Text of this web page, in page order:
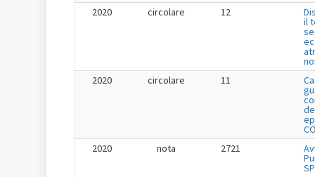
2020
circolare 12
il
2020
circolare 11
2020
nota 2721